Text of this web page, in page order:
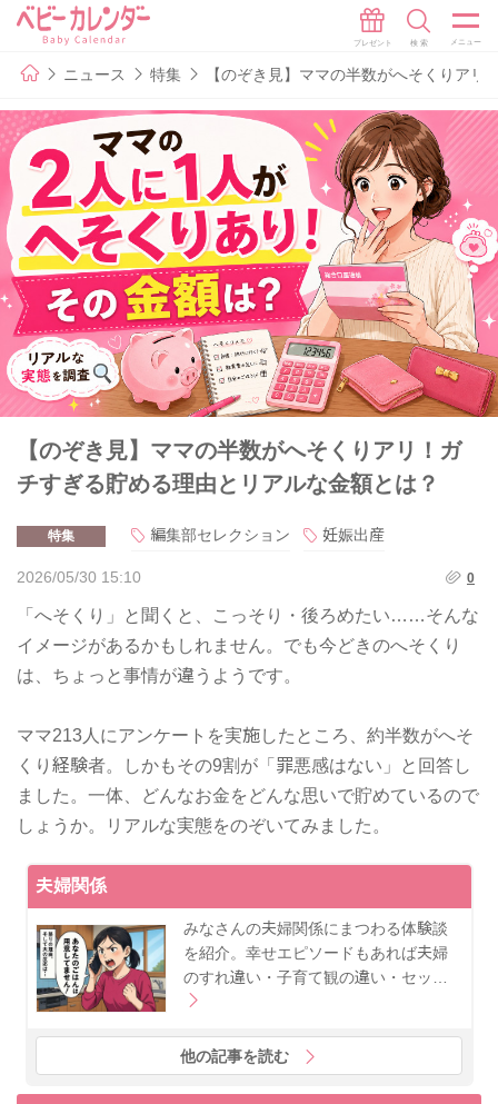
ニュース 特集 【のぞき見】ママの半数がへそくりア
【のぞき見】ママの半数がへそくりアリ！ガ
チすぎる貯める理由とリアルな金額とは？
特集 編集部セレクション 妊娠出産
2026/05/30 15:10 0
「へそくり」と聞くと、こっそり・後ろめたい……そんな
イメージがあるかもしれません。でも今どきのへそくり
は、ちょっと事情が違うようです。
ママ213人にアンケートを実施したところ、約半数がへそ
くり経験者。しかもその9割が「罪悪感はない」と回答し
ました。一体、どんなお金をどんな思いで貯めているので
しょうか。リアルな実態をのぞいてみました。
夫婦関係
みなさんの夫婦関係にまつわる体験談
を紹介。幸せエピソードもあれば夫婦
のすれ違い・子育て観の違い・セッ…
他の記事を読む